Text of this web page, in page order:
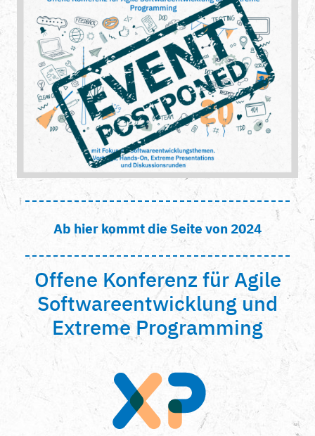
Ab hier kommt die Seite von 2024
Offene Konferenz für Agile
Softwareentwicklung und
Extreme Programming